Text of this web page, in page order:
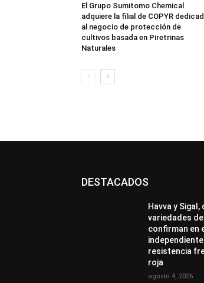
El Grupo Sumitomo Chemical
adquiere la filial de COPYR
al negocio de protección de
cultivos basada en Piretrinas
Naturales
DESTACADOS
Havva y Sigal,
variedades
confirman en
resistencia
roja
agosto 4, 2026